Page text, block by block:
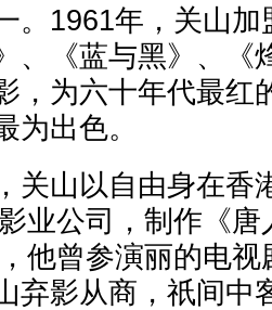
。1961年，关山
、《蓝与黑》、《
，为六十年代最红
为出色。
山以自由身在香
业公司，制作《
他曾参演丽的电
弃影从商，祇间中